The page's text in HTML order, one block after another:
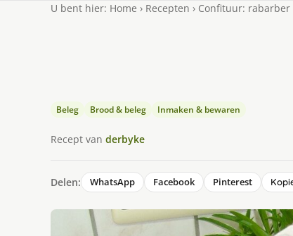
U bent hier: Home › Recepten › Confituur:
Beleg Brood & beleg Inmaken & bewaren
Recept van derbyke
Delen: WhatsApp Facebook Pinterest